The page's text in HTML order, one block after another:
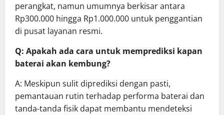
perangkat, namun umumnya berkisar antara
Rp300.000 hingga Rp1.000.000 untuk penggantian
di pusat layanan resmi.
Q: Apakah ada cara untuk memprediksi kapan
baterai akan kembung?
A: Meskipun sulit diprediksi dengan pasti,
pemantauan rutin terhadap performa baterai dan
tanda-tanda fisik dapat membantu mendeteksi